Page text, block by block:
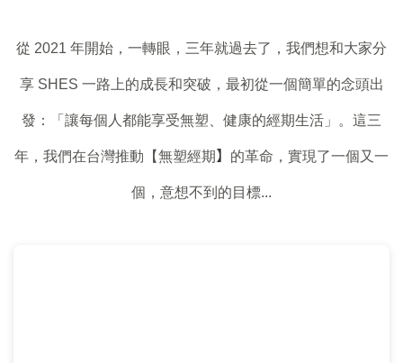
從 2021 年開始，一轉眼，三年就過去了， 我們想和大家分
享 SHES 一路上的成長和突破， 最初從一個簡單的念頭出
發：「讓每個人都能享受無塑、健康的經期生活」。 這三
年，我們在台灣推動【無塑經期】 的革命，實現了一個又一
個，意想不到的目標...